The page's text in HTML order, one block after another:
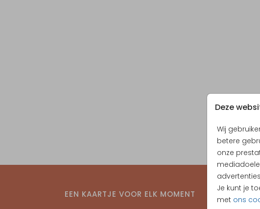
Deze
Wij
betere
onze
Je kunt je
met ons
EEN KAARTJE VOOR ELK MOMENT